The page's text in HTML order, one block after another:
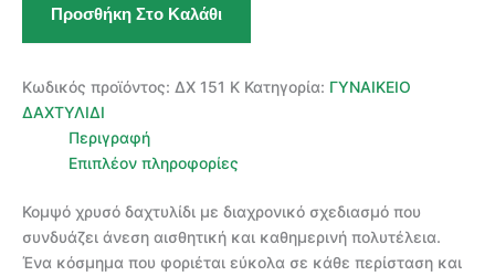
ποσότητα
Προσθήκη Στο Καλάθι
Κωδικός προϊόντος: ΔΧ 151 Κ Κατηγορία: ΓΥΝΑΙΚΕΙΟ
ΔΑΧΤΥΛΙΔΙ
Περιγραφή
Επιπλέον πληροφορίες
Κομψό χρυσό δαχτυλίδι με διαχρονικό σχεδιασμό που
συνδυάζει άνεση αισθητική και καθημερινή πολυτέλεια.
Ένα κόσμημα που φοριέται εύκολα σε κάθε περίσταση και